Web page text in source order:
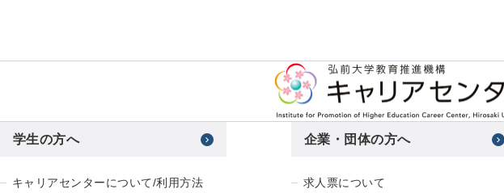
学生の方へ
キャリアセンターについて/利用方法
企業・団体の方へ
求人票について